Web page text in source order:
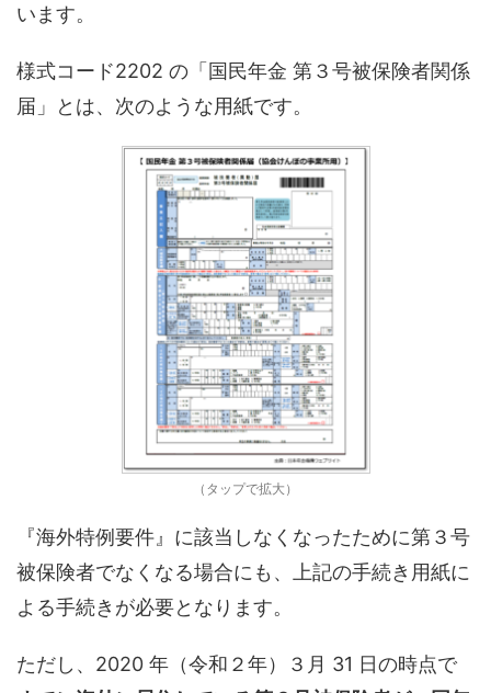
います。
様式コード2202 の「国民年金 第３号被保険者関係
届」とは、次のような用紙です。
（タップで拡大）
『海外特例要件』に該当しなくなったために第３号
被保険者でなくなる場合にも、上記の手続き用紙に
よる手続きが必要となります。
ただし、2020 年（令和２年）３月 31 日の時点で